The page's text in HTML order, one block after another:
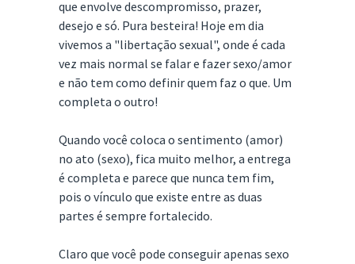
que envolve descompromisso, prazer,
desejo e só. Pura besteira! Hoje em dia
vivemos a "libertação sexual", onde é cada
vez mais normal se falar e fazer sexo/amor
e não tem como definir quem faz o que. Um
completa o outro!
Quando você coloca o sentimento (amor)
no ato (sexo), fica muito melhor, a entrega
é completa e parece que nunca tem fim,
pois o vínculo que existe entre as duas
partes é sempre fortalecido.
Claro que você pode conseguir apenas sexo